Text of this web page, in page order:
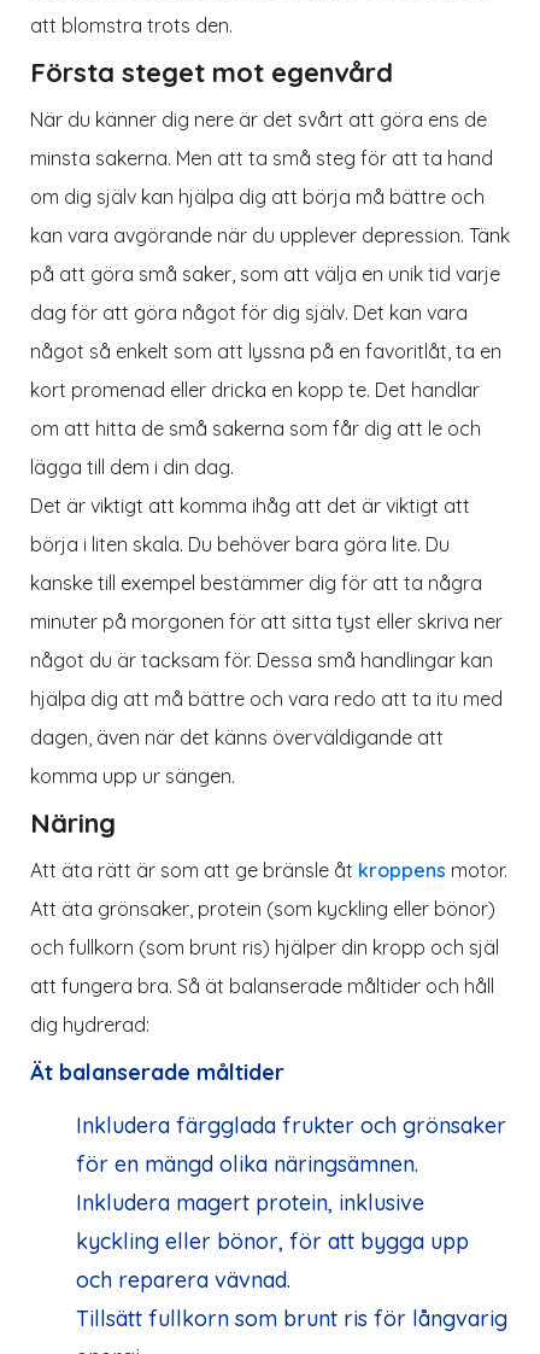
att blomstra trots den.
Första steget mot egenvård
När du känner dig nere är det svårt att göra ens de
minsta sakerna. Men att ta små steg för att ta hand
om dig själv kan hjälpa dig att börja må bättre och
kan vara avgörande när du upplever depression. Tänk
på att göra små saker, som att välja en unik tid varje
dag för att göra något för dig själv. Det kan vara
något så enkelt som att lyssna på en favoritlåt, ta en
kort promenad eller dricka en kopp te. Det handlar
om att hitta de små sakerna som får dig att le och
lägga till dem i din dag.
Det är viktigt att komma ihåg att det är viktigt att
börja i liten skala. Du behöver bara göra lite. Du
kanske till exempel bestämmer dig för att ta några
minuter på morgonen för att sitta tyst eller skriva ner
något du är tacksam för. Dessa små handlingar kan
hjälpa dig att må bättre och vara redo att ta itu med
dagen, även när det känns överväldigande att
komma upp ur sängen.
Näring
Att äta rätt är som att ge bränsle åt kroppens motor.
Att äta grönsaker, protein (som kyckling eller bönor)
och fullkorn (som brunt ris) hjälper din kropp och själ
att fungera bra. Så ät balanserade måltider och håll
dig hydrerad:
Ät balanserade måltider
Inkludera färgglada frukter och grönsaker
för en mängd olika näringsämnen.
Inkludera magert protein, inklusive
kyckling eller bönor, för att bygga upp
och reparera vävnad.
Tillsätt fullkorn som brunt ris för långvarig